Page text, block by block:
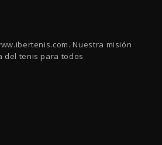
Nuestra misión
del tenis para todos